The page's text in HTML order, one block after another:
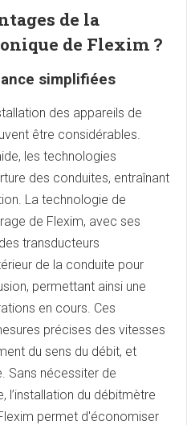
de la
de Flexim ?
simplifiées
des appareils de
être considérables.
les technologies
des conduites, entraînant
La technologie de
de Flexim, avec ses
transducteurs
de la conduite pour
permettant ainsi une
en cours. Ces
précises des vitesses
du sens du débit, et
Sans nécessiter de
l’installation du débitmètre
permet d'économiser